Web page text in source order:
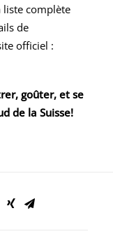
liste complète
de
officiel :
goûter, et se
de la Suisse!